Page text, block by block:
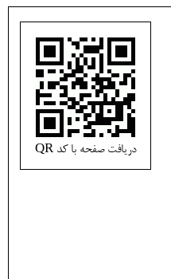
دریافت صفحه با کد QR